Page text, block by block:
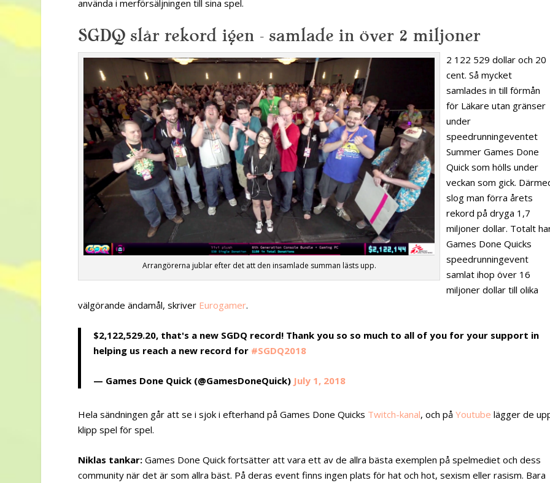
använda i merförsäljningen till sina spel.
SGDQ slår rekord igen – samlade in över 2 miljoner
Arrangörerna jublar efter det att den insamlade summan lästs upp.
2 122 529 dollar och 20
cent. Så mycket
samlades in till förmån
för Läkare utan gränser
under
speedrunningeventet
Summer Games Done
Quick som hölls under
veckan som gick.
slog man förra årets
rekord på dryga 1,7
miljoner dollar. Totalt
Games Done Quicks
speedrunningevent
samlat ihop över 16
miljoner dollar till olika
välgörande ändamål, skriver Eurogamer.
$2,122,529.20, that's a new SGDQ record! Thank you so so much to all of you for your support in
helping us reach a new record for #SGDQ2018
— Games Done Quick (@GamesDoneQuick) July 1, 2018
Hela sändningen går att se i sjok i efterhand på Games Done Quicks Twitch-kanal, och påYoutube lägger de
klipp spel för spel.
Niklas tankar: Games Done Quick fortsätter att vara ett av de allra bästa exemplen på spelmediet och dess
community när det är som allra bäst. På deras event finns ingen plats för hat och hot, sexism eller rasism. Bara